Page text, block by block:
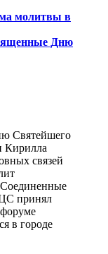
молитвы в
Дню
Святейшего
Кирилла
связей
принял
в городе